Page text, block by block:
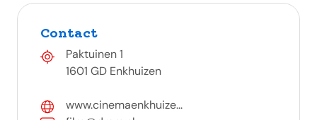
Contact
Paktuinen 1
1601 GD Enkhuizen
www.cinemaenkhuize...